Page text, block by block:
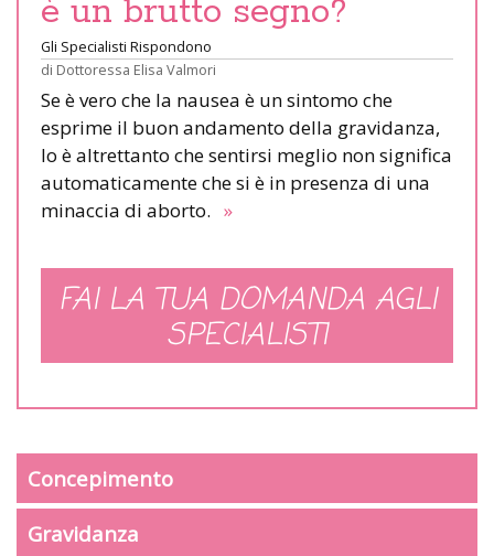
è un brutto segno?
Gli Specialisti Rispondono
di Dottoressa Elisa Valmori
Se è vero che la nausea è un sintomo che
esprime il buon andamento della gravidanza,
lo è altrettanto che sentirsi meglio non significa
automaticamente che si è in presenza di una
minaccia di aborto. »
FAI LA TUA DOMANDA AGLI
SPECIALISTI
Concepimento
Gravidanza